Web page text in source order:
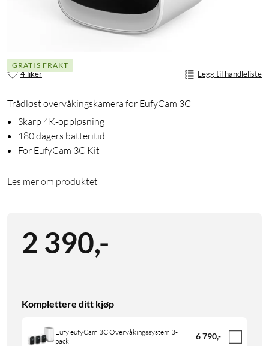
GRATIS FRAKT
4 liker Legg til handleliste
Trådløst overvåkingskamera for EufyCam 3C
Skarp 4K-oppløsning
180 dagers batteritid
For EufyCam 3C Kit
Les mer om produktet
2 390,-
Komplettere ditt kjøp
Eufy eufyCam 3C Overvåkingssystem 3-
pack
6 790,-